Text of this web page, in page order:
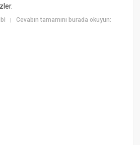
|Cevabın tamamını burada okuyun: